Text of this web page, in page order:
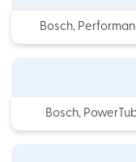
Bosch,
Bosch,